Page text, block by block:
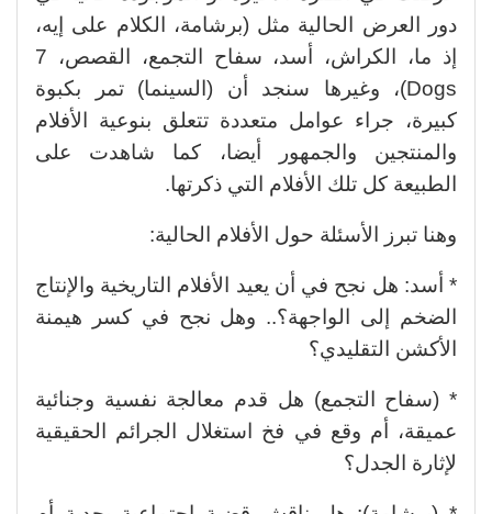
دور العرض الحالية مثل (برشامة، الكلام على إيه،
إذ ما، الكراش، أسد، سفاح التجمع، القصص، 7
Dogs)، وغيرها سنجد أن (السينما) تمر بكبوة
كبيرة، جراء عوامل متعددة تتعلق بنوعية الأفلام
والمنتجين والجمهور أيضا، كما شاهدت على
الطبيعة كل تلك الأفلام التي ذكرتها.
وهنا تبرز الأسئلة حول الأفلام الحالية:
* أسد: هل نجح في أن يعيد الأفلام التاريخية والإنتاج
الضخم إلى الواجهة؟.. وهل نجح في كسر هيمنة
الأكشن التقليدي؟
* (سفاح التجمع) هل قدم معالجة نفسية وجنائية
عميقة، أم وقع في فخ استغلال الجرائم الحقيقية
لإثارة الجدل؟